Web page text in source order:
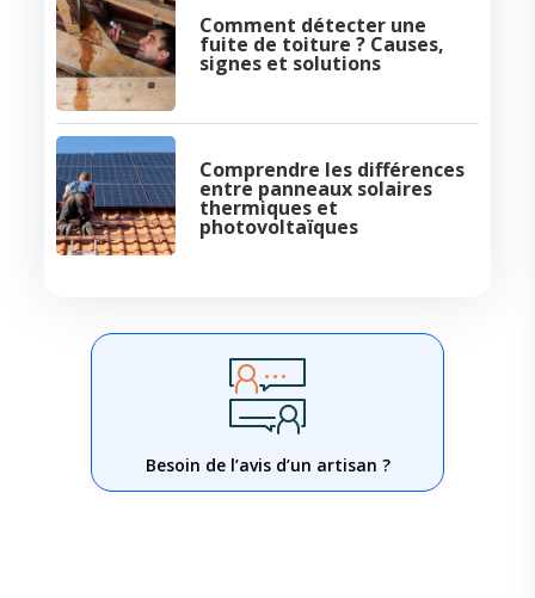
Comment détecter une
fuite de toiture ? Causes,
signes et solutions
Comprendre les différences
entre panneaux solaires
thermiques et
photovoltaïques
Besoin de l’avis d’un artisan ?